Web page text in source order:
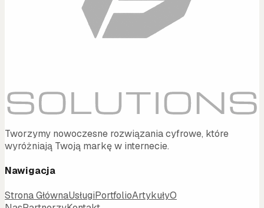
Tworzymy nowoczesne rozwiązania cyfrowe, które
wyróżniają Twoją markę w internecie.
Nawigacja
Strona GłównaUsługiPortfolioArtykułyO